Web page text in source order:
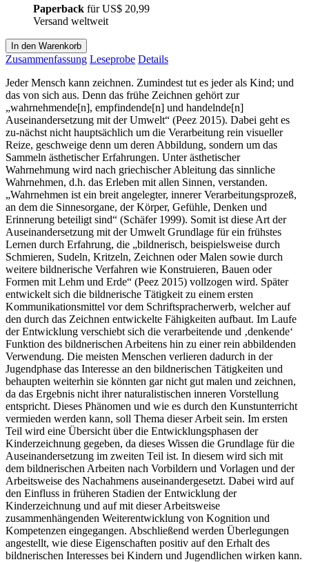
Paperback fürUS$ 20,99
Versand weltweit
In den Warenkorb
Zusammenfassung Leseprobe Details
Jeder Mensch kann zeichnen. Zumindest tut es jeder als Kind; und
das von sich aus. Denn das frühe Zeichnen gehört zur
„wahrnehmende[n], empfindende[n] und handelnde[n]
Auseinandersetzung mit der Umwelt“ (Peez 2015). Dabei geht es
zu-nächst nicht hauptsächlich um die Verarbeitung rein visueller
Reize, geschweige denn um deren Abbildung, sondern um das
Sammeln ästhetischer Erfahrungen. Unter ästhetischer
Wahrnehmung wird nach griechischer Ableitung das sinnliche
Wahrnehmen, d.h. das Erleben mit allen Sinnen, verstanden.
„Wahrnehmen ist ein breit angelegter, innerer Verarbeitungsprozeß,
an dem die Sinnesorgane, der Körper, Gefühle, Denken und
Erinnerung beteiligt sind“ (Schäfer 1999). Somit ist diese Art der
Auseinandersetzung mit der Umwelt Grundlage für ein frühstes
Lernen durch Erfahrung, die „bildnerisch, beispielsweise durch
Schmieren, Sudeln, Kritzeln, Zeichnen oder Malen sowie durch
weitere bildnerische Verfahren wie Konstruieren, Bauen oder
Formen mit Lehm und Erde“ (Peez 2015) vollzogen wird. Später
entwickelt sich die bildnerische Tätigkeit zu einem ersten
Kommunikationsmittel vor dem Schriftspracherwerb, welcher auf
den durch das Zeichnen entwickelte Fähigkeiten aufbaut. Im Laufe
der Entwicklung verschiebt sich die verarbeitende und ‚denkende‘
Funktion des bildnerischen Arbeitens hin zu einer rein abbildenden
Verwendung. Die meisten Menschen verlieren dadurch in der
Jugendphase das Interesse an den bildnerischen Tätigkeiten und
behaupten weiterhin sie könnten gar nicht gut malen und zeichnen,
da das Ergebnis nicht ihrer naturalistischen inneren Vorstellung
entspricht. Dieses Phänomen und wie es durch den Kunstunterricht
vermieden werden kann, soll Thema dieser Arbeit sein. Im ersten
Teil wird eine Übersicht über die Entwicklungsphasen der
Kinderzeichnung gegeben, da dieses Wissen die Grundlage für die
Auseinandersetzung im zweiten Teil ist. In diesem wird sich mit
dem bildnerischen Arbeiten nach Vorbildern und Vorlagen und der
Arbeitsweise des Nachahmens auseinandergesetzt. Dabei wird auf
den Einfluss in früheren Stadien der Entwicklung der
Kinderzeichnung und auf mit dieser Arbeitsweise
zusammenhängenden Weiterentwicklung von Kognition und
Kompetenzen eingegangen. Abschließend werden Überlegungen
angestellt, wie diese Eigenschaften positiv auf den Erhalt des
bildnerischen Interesses bei Kindern und Jugendlichen wirken kann.